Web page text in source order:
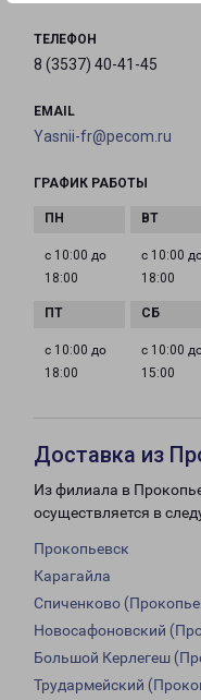
ТЕЛЕФОН
8 (3537) 40-41-45
EMAIL
Yasnii-fr@pecom.ru
ГРАФИК РАБОТЫ
с 10:00 до
18:00
с 10:00
18:00
с 10:00 до
18:00
с 10:00
15:00
Доставка из
Из филиала в
осуществляется в
Прокопьевск
Карагайла
Спиченково
Новосафоновский
Большой Керлегеш
Трудармейский